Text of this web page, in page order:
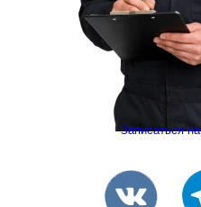
Записаться